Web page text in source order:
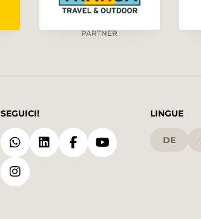
PARTNER
SEGUICI! LINGUE
DE